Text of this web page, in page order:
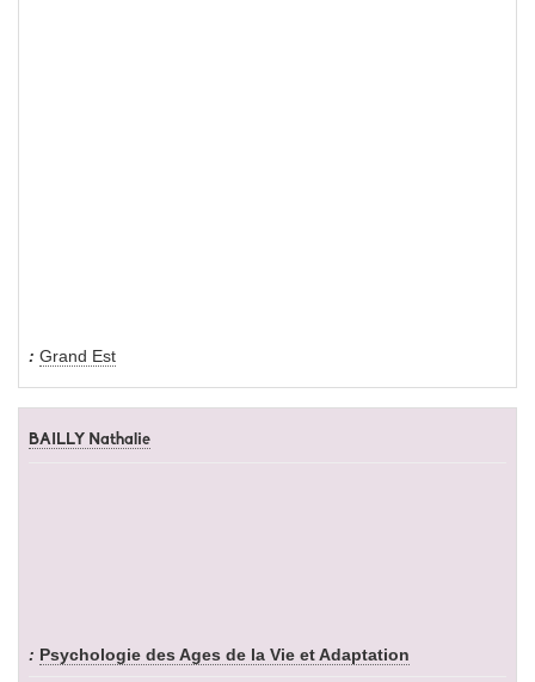
Grand Est
BAILLY Nathalie
Psychologie des Ages de la Vie et Adaptation